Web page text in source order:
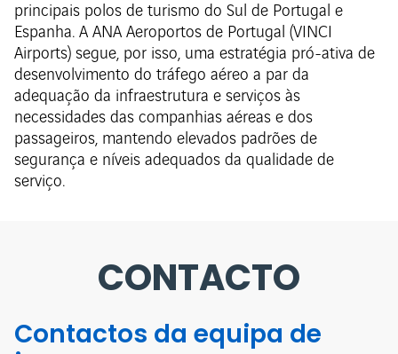
principais polos de turismo do Sul de Portugal e
Espanha. A ANA Aeroportos de Portugal (VINCI
Airports) segue, por isso, uma estratégia pró-ativa de
desenvolvimento do tráfego aéreo a par da
adequação da infraestrutura e serviços às
necessidades das companhias aéreas e dos
passageiros, mantendo elevados padrões de
segurança e níveis adequados da qualidade de
serviço.
CONTACTO
Contactos da equipa de